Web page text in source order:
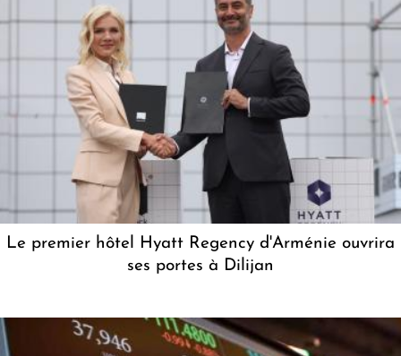
Le premier hôtel Hyatt Regency d'Arménie ouvrira
ses portes à Dilijan